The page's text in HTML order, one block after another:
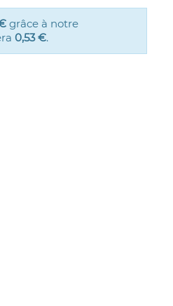
grâce à notre
0,53 €.